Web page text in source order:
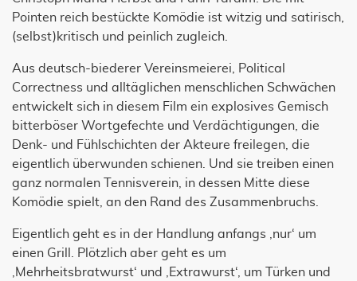
Pointen reich bestückte Komödie ist witzig und satirisch,
(selbst)kritisch und peinlich zugleich.
Aus deutsch-biederer Vereinsmeierei, Political
Correctness und alltäglichen menschlichen Schwächen
entwickelt sich in diesem Film ein explosives Gemisch
bitterböser Wortgefechte und Verdächtigungen, die
Denk- und Fühlschichten der Akteure freilegen, die
eigentlich überwunden schienen. Und sie treiben einen
ganz normalen Tennisverein, in dessen Mitte diese
Komödie spielt, an den Rand des Zusammenbruchs.
Eigentlich geht es in der Handlung anfangs ‚nur‘ um
einen Grill. Plötzlich aber geht es um
‚Mehrheitsbratwurst‘ und ‚Extrawurst‘, um Türken und